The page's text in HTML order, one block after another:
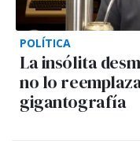
POLÍTICA
La insólita
no lo
gigantografía